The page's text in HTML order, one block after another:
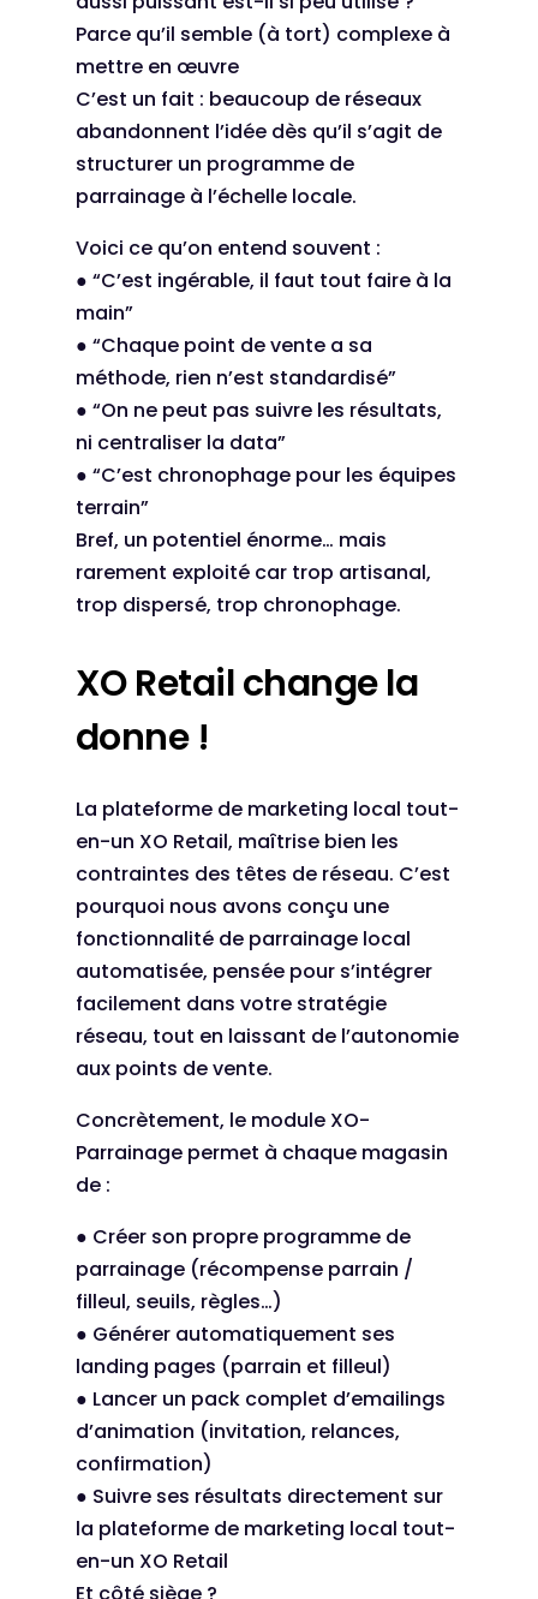
Parce qu’il semble (à tort) complexe à
mettre en œuvre
C’est un fait : beaucoup de réseaux
abandonnent l’idée dès qu’il s’agit de
structurer un programme de
parrainage à l’échelle locale.
Voici ce qu’on entend souvent :
● “C’est ingérable, il faut tout faire à la
main”
● “Chaque point de vente a sa
méthode, rien n’est standardisé”
● “On ne peut pas suivre les résultats,
ni centraliser la data”
● “C’est chronophage pour les équipes
terrain”
Bref, un potentiel énorme… mais
rarement exploité car trop artisanal,
trop dispersé, trop chronophage.
XO Retail change la
donne !
La plateforme de marketing local tout-
en-un XO Retail, maîtrise bien les
contraintes des têtes de réseau. C’est
pourquoi nous avons conçu une
fonctionnalité de parrainage local
automatisée, pensée pour s’intégrer
facilement dans votre stratégie
réseau, tout en laissant de l’autonomie
aux points de vente.
Concrètement, le module XO-
Parrainage permet à chaque magasin
de :
● Créer son propre programme de
parrainage (récompense parrain /
filleul, seuils, règles…)
● Générer automatiquement ses
landing pages (parrain et filleul)
● Lancer un pack complet d’emailings
d’animation (invitation, relances,
confirmation)
● Suivre ses résultats directement sur
la plateforme de marketing local tout-
en-un XO Retail